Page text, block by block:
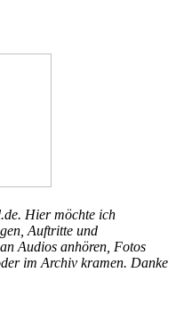
Hier möchte ich
Auftritte und
Audios anhören, Fotos
im Archiv kramen. Danke